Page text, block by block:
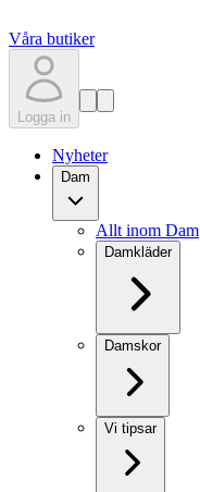
Våra butiker
Logga in
Nyheter
Dam
Allt inom Dam
Damkläder
Damskor
Vi tipsar